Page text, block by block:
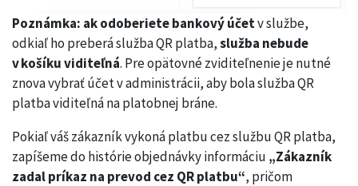
Poznámka: ak odoberiete bankový účetv službe,
odkiaľ ho preberá služba QR platba,služba nebude
v košíku viditeľná. Pre opätovné zviditeľnenie je nutné
znova vybrať účet v administrácii, aby bola služba QR
platba viditeľná na platobnej bráne.
Pokiaľ váš zákazník vykoná platbu cez službu QR platba,
zapíšeme do histórie objednávky informáciu „Zákazník
zadal príkaz na prevod cez QR platbu“, pričom